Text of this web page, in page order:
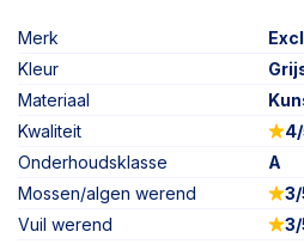
Merk
Kleur
Materiaal
Kwaliteit
Onderhoudsklasse
A
Mossen/algen werend
3/
Vuil werend
3/